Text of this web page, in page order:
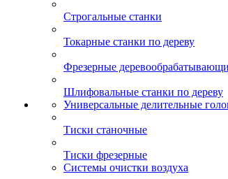
Строгальные станки
Токарные станки по дереву
Фрезерные
Шлифовальные станки по дереву
Универсальные делительные
Тиски станочные
Тиски фрезерные
Системы очистки воздуха